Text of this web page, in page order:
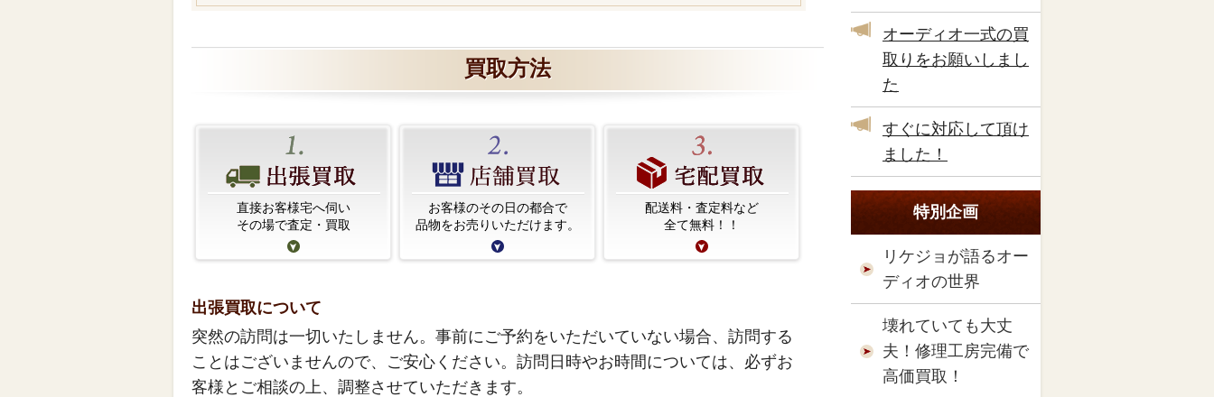
買取方法
直接お客様宅へ伺い
その場で査定・買取
お客様のその日の都合で
品物をお売りいただけます。
配送料・査定料など
全て無料！！
出張買取について
突然の訪問は一切いたしません。事前にご予約をいただいていない場合、訪問する
ことはございませんので、ご安心ください。訪問日時やお時間については、必ずお
客様とご相談の上、調整させていただきます。
オーディオ一式の買
取りをお願いしまし
た
すぐに対応して頂け
ました！
特別企画
リケジョが語るオー
ディオの世界
壊れていても大丈
夫！修理工房完備で
高価買取！